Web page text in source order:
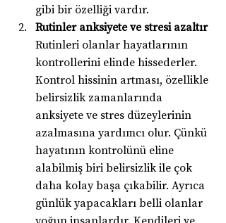
gibi bir özelliği vardır.
Rutinler anksiyete ve stresi azaltır
Rutinleri olanlar hayatlarının
kontrollerini elinde hissederler.
Kontrol hissinin artması, özellikle
belirsizlik zamanlarında
anksiyete ve stres düzeylerinin
azalmasına yardımcı olur. Çünkü
hayatının kontrolünü eline
alabilmiş biri belirsizlik ile çok
daha kolay başa çıkabilir. Ayrıca
günlük yapacakları belli olanlar